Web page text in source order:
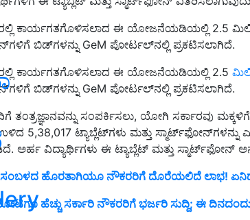
ರಲ್ಲಿ ಕಾರ್ಯಗತಗೊಳಿಸಲಾದ ಈ ಯೋಜನೆಯಡಿಯಲ್ಲಿ 2.5
ಬಿಡ್‌ಗಳನ್ನು GeM ಪೋರ್ಟಲ್‌ನಲ್ಲಿ ಪ್ರಕಟಿಸಲಾಗಿದೆ.
ರಲ್ಲಿ ಕಾರ್ಯಗತಗೊಳಿಸಲಾದ ಈ ಯೋಜನೆಯಡಿಯಲ್ಲಿ 2.5
ಬಿಡ್‌ಗಳನ್ನು GeM ಪೋರ್ಟಲ್‌ನಲ್ಲಿ ಪ್ರಕಟಿಸಲಾಗಿದೆ.
ತಂತ್ರಜ್ಞಾನವನ್ನು ಸಂಪರ್ಕಿಸಲು, ಯೋಗಿ ಸರ್ಕಾರವು
5,38,017 ಟ್ಯಾಬ್ಲೆಟ್‌ಗಳು ಮತ್ತು ಸ್ಮಾರ್ಟ್‌ಫೋನ್‌ಗಳನ್ನು
ಅರ್ಹ ವಿದ್ಯಾರ್ಥಿಗಳು ಈ ಟ್ಯಾಬ್ಲೆಟ್ ಮತ್ತು ಸ್ಮಾರ್ಟ್‌ಫೋನ್ ಅನ್ನು
ಸಂಬಳದ ಹೊರತಾಗಿಯೂ ನೌಕರರಿಗೆ ದೊರೆಯಲಿದೆ ಲಾಭ!
ಹೆಚ್ಚು ಸರ್ಕಾರಿ ನೌಕರರಿಗೆ ಭರ್ಜರಿ ಸುದ್ದಿ; ಈ